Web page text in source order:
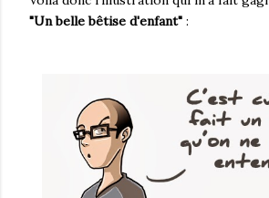
"Un belle bêtise d'enfant" :